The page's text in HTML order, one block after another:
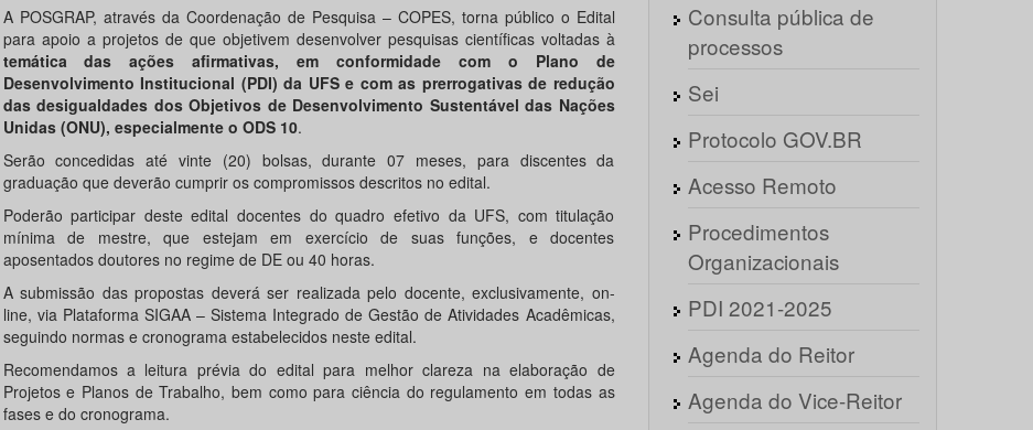
A POSGRAP, através da Coordenação de Pesquisa – COPES, torna público o Edital
para apoio a projetos de que objetivem desenvolver pesquisas científicas voltadas à
temática das ações afirmativas, em conformidade com o Plano de
Desenvolvimento Institucional (PDI) da UFS e com as prerrogativas de redução
das desigualdades dos Objetivos de Desenvolvimento Sustentável das Nações
Unidas (ONU), especialmente o ODS 10.
Serão concedidas até vinte (20) bolsas, durante 07 meses, para discentes da
graduação que deverão cumprir os compromissos descritos no edital.
Poderão participar deste edital docentes do quadro efetivo da UFS, com titulação
mínima de mestre, que estejam em exercício de suas funções, e docentes
aposentados doutores no regime de DE ou 40 horas.
A submissão das propostas deverá ser realizada pelo docente, exclusivamente, on-
line, via Plataforma SIGAA – Sistema Integrado de Gestão de Atividades Acadêmicas,
seguindo normas e cronograma estabelecidos neste edital.
Recomendamos a leitura prévia do edital para melhor clareza na elaboração de
Projetos e Planos de Trabalho, bem como para ciência do regulamento em todas as
fases e do cronograma.
Consulta pública de
processos
Sei
Protocolo GOV.BR
Acesso Remoto
Procedimentos
Organizacionais
PDI 2021-2025
Agenda do Reitor
Agenda do Vice-Reitor